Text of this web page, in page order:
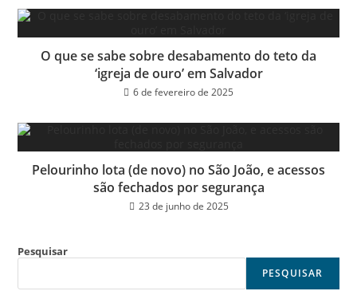
O que se sabe sobre desabamento do teto da
‘igreja de ouro’ em Salvador
6 de fevereiro de 2025
Pelourinho lota (de novo) no São João, e acessos
são fechados por segurança
23 de junho de 2025
Pesquisar
PESQUISAR